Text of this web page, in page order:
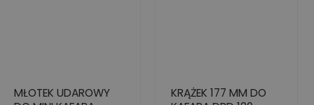
MŁOTEK UDAROWY
KRĄŻEK 177 MM DO